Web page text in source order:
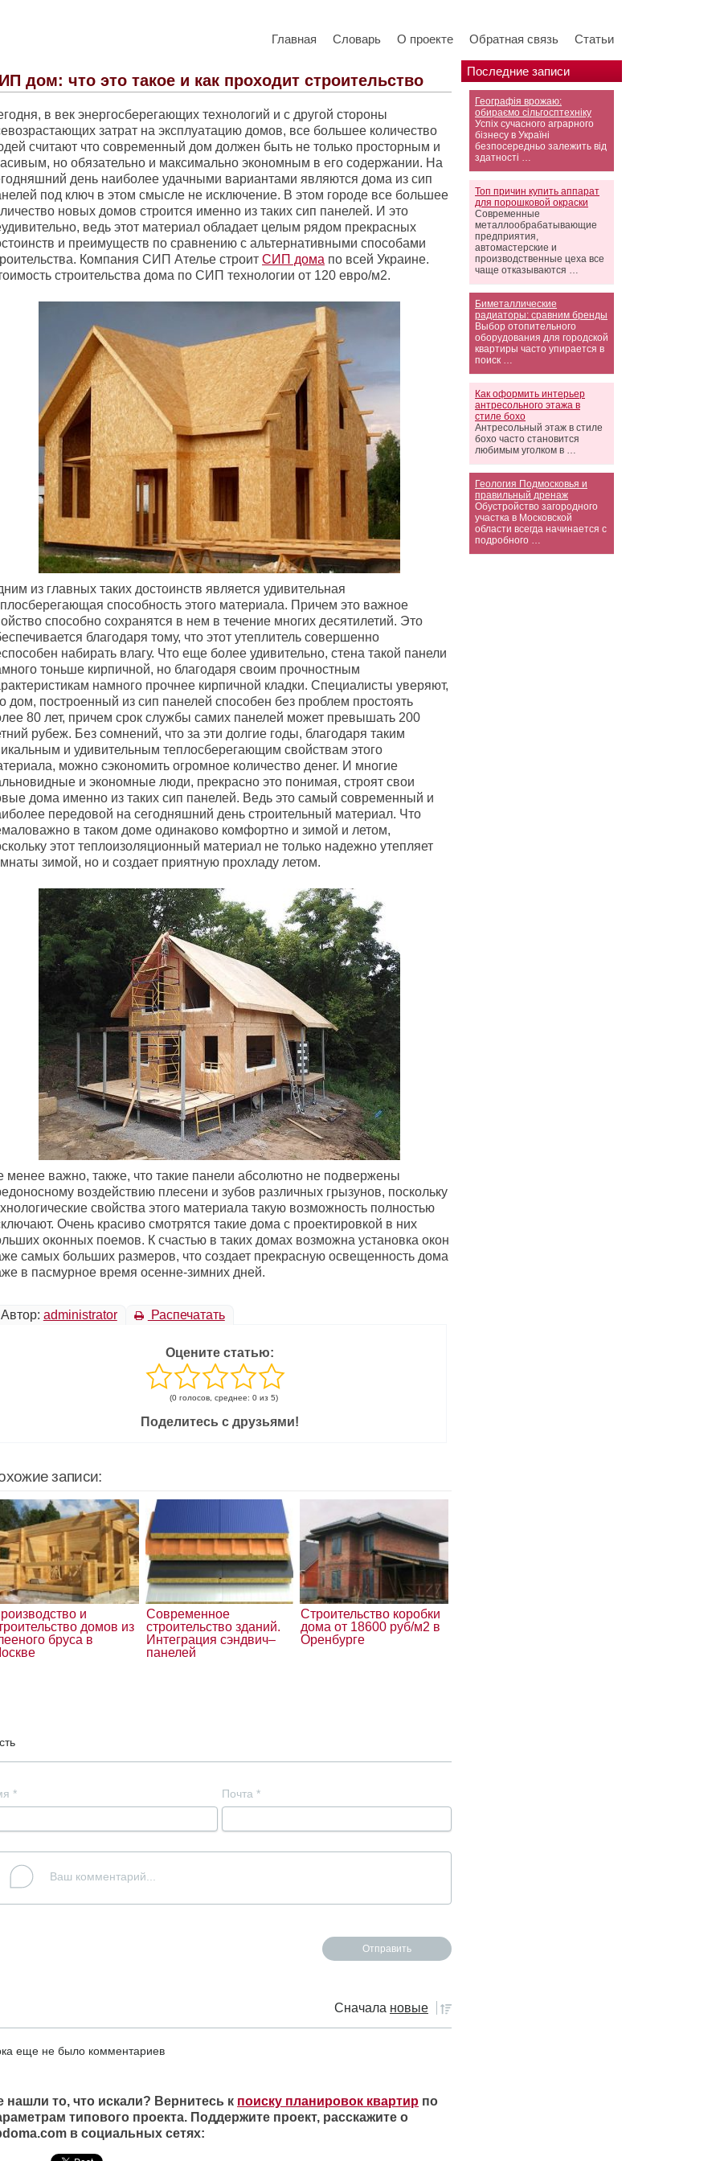
Главная Словарь О проекте Обратная связь Статьи
Последние записи
Географія врожаю:
обираємо сільгосптехніку
Успіх сучасного аграрного
бізнесу в Україні
безпосередньо залежить від
здатності …
Топ причин купить аппарат
для порошковой окраски
Современные
металлообрабатывающие
предприятия,
автомастерские и
производственные цеха все
чаще отказываются …
Биметаллические
радиаторы: сравним бренды
Выбор отопительного
оборудования для городской
квартиры часто упирается в
поиск …
Как оформить интерьер
антресольного этажа в
стиле бохо
Антресольный этаж в стиле
бохо часто становится
любимым уголком в …
Геология Подмосковья и
правильный дренаж
Обустройство загородного
участка в Московской
области всегда начинается с
подробного …
дом: что это такое и как проходит строительство
в век энергосберегающих технологий и с другой стороны
затрат на эксплуатацию домов, все большее количество
считают что современный дом должен быть не только просторным и
но обязательно и максимально экономным в его содержании. На
день наиболее удачными вариантами являются дома из сип
под ключ в этом смысле не исключение. В этом городе все большее
новых домов строится именно из таких сип панелей. И это
ведь этот материал обладает целым рядом прекрасных
и преимуществ по сравнению с альтернативными способами
Компания СИП Ателье строит СИП дома по всей Украине.
строительства дома по СИП технологии от 120 евро/м2.
из главных таких достоинств является удивительная
способность этого материала. Причем это важное
способно сохранятся в нем в течение многих десятилетий. Это
благодаря тому, что этот утеплитель совершенно
набирать влагу. Что еще более удивительно, стена такой панели
тоньше кирпичной, но благодаря своим прочностным
намного прочнее кирпичной кладки. Специалисты уверяют,
дом, построенный из сип панелей способен без проблем простоять
80 лет, причем срок службы самих панелей может превышать 200
рубеж. Без сомнений, что за эти долгие годы, благодаря таким
и удивительным теплосберегающим свойствам этого
можно сэкономить огромное количество денег. И многие
и экономные люди, прекрасно это понимая, строят свои
дома именно из таких сип панелей. Ведь это самый современный и
передовой на сегодняшний день строительный материал. Что
в таком доме одинаково комфортно и зимой и летом,
этот теплоизоляционный материал не только надежно утепляет
зимой, но и создает приятную прохладу летом.
менее важно, также, что такие панели абсолютно не подвержены
воздействию плесени и зубов различных грызунов, поскольку
свойства этого материала такую возможность полностью
Очень красиво смотрятся такие дома с проектировкой в них
оконных поемов. К счастью в таких домах возможна установка окон
самых больших размеров, что создает прекрасную освещенность дома
в пасмурное время осенне-зимних дней.
Автор: administrator Распечатать
Оцените статью:
(0 голосов, среднее: 0 из 5)
Поделитесь с друзьями!
записи:
и
домов из
бруса в
Современное
строительство зданий.
Интеграция сэндвич–
панелей
Строительство коробки
дома от 18600 руб/м2 в
Оренбурге
* Почта *
Сначала новые
еще не было комментариев
нашли то, что искали? Вернитесь к поиску планировок квартир по
типового проекта. Поддержите проект, расскажите о
в социальных сетях: